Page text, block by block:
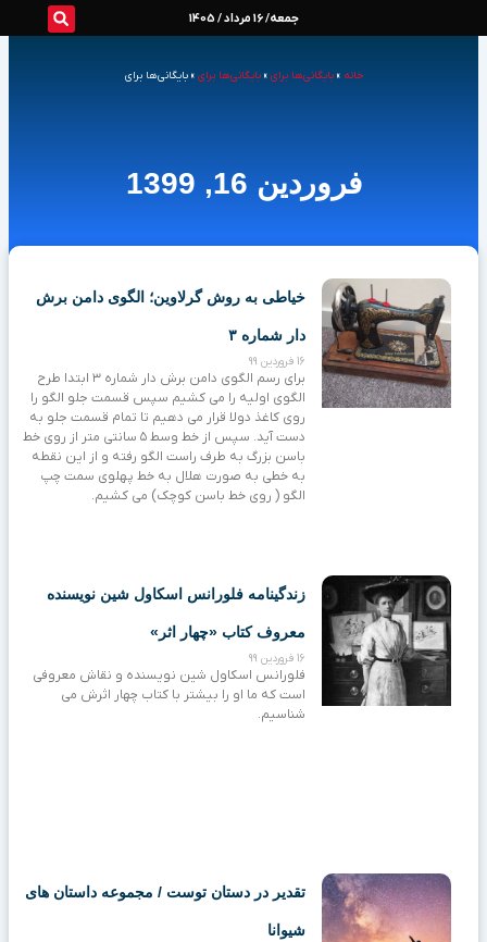
جمعه/ 16 مرداد / 1405
خانه »بایگانی‌ها برای »بایگانی‌ها برای »بایگانی‌ها برای
فروردین 16, 1399
خیاطی به روش گرلاوین؛ الگوی دامن برش
دار شماره ۳
16 فروردین 99
برای رسم الگوی دامن برش دار شماره ۳ ابتدا طرح
الگوی اولیه را می کشیم سپس قسمت جلو الگو را
روی کاغذ دولا قرار می دهیم تا تمام قسمت جلو به
دست آید. سپس از خط وسط ۵ سانتی متر از روی خط
باسن بزرگ به طرف راست الگو رفته و از این نقطه
به خطی به صورت هلال به خط پهلوی سمت چپ
الگو ( روی خط باسن کوچک) می کشیم.
زندگینامه فلورانس اسکاول شین نویسنده
معروف کتاب «چهار اثر»
16 فروردین 99
فلورانس اسکاول شین نویسنده و نقاش معروفی
است که ما او را بیشتر با کتاب چهار اثرش می
شناسیم.
تقدیر در دستان توست / مجموعه داستان های
شیوانا